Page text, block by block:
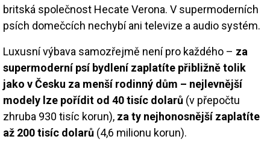
britská společnost Hecate Verona. V supermoderních
psích domečcích nechybí ani televize a audio systém.
Luxusní výbava samozřejmě není pro každého – za
supermoderní psí bydlení zaplatíte přibližně tolik
jako v Česku za menší rodinný dům – nejlevnější
modely lze pořídit od 40 tisíc dolarů (v přepočtu
zhruba 930 tisíc korun), za ty nejhonosnější zaplatíte
až 200 tisíc dolarů (4,6 milionu korun).